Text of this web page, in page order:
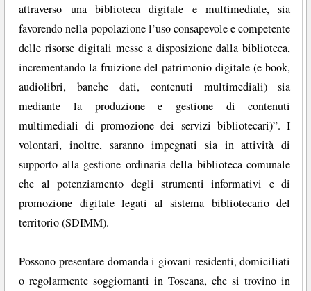
attraverso una biblioteca digitale e multimediale, sia
favorendo nella popolazione l’uso consapevole e competente
delle risorse digitali messe a disposizione dalla biblioteca,
incrementando la fruizione del patrimonio digitale (e-book,
audiolibri, banche dati, contenuti multimediali) sia
mediante la produzione e gestione di contenuti
multimediali di promozione dei servizi bibliotecari)”. I
volontari, inoltre, saranno impegnati sia in attività di
supporto alla gestione ordinaria della biblioteca comunale
che al potenziamento degli strumenti informativi e di
promozione digitale legati al sistema bibliotecario del
territorio (SDIMM).
Possono presentare domanda i giovani residenti, domiciliati
o regolarmente soggiornanti in Toscana, che si trovino in